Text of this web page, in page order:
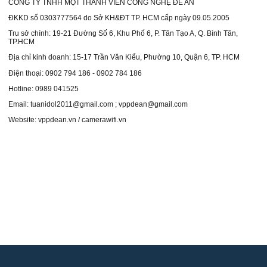
Thẻ chấm công
Lau bảng, Nước lau bảng trắng
Bảng trắng mika
Súng bắn gỗ
CÔNG TY TNHH MỘT THÀNH VIÊN CÔNG NGHỆ ĐỀ AN
ĐKKD số 0303777564 do Sở KH&ĐT TP. HCM cấp ngày 09.05.2005
Tru sở chính: 19-21 Đường Số 6, Khu Phố 6, P. Tân Tạo A, Q. Bình Tân,
TP.HCM
Địa chỉ kinh doanh: 15-17 Trần Văn Kiểu, Phường 10, Quận 6, TP. HCM
Điện thoại: 0902 794 186 - 0902 784 186
Hotline: 0989 041525
Email: tuanidol2011@gmail.com ; vppdean@gmail.com
Website: vppdean.vn / camerawifi.vn